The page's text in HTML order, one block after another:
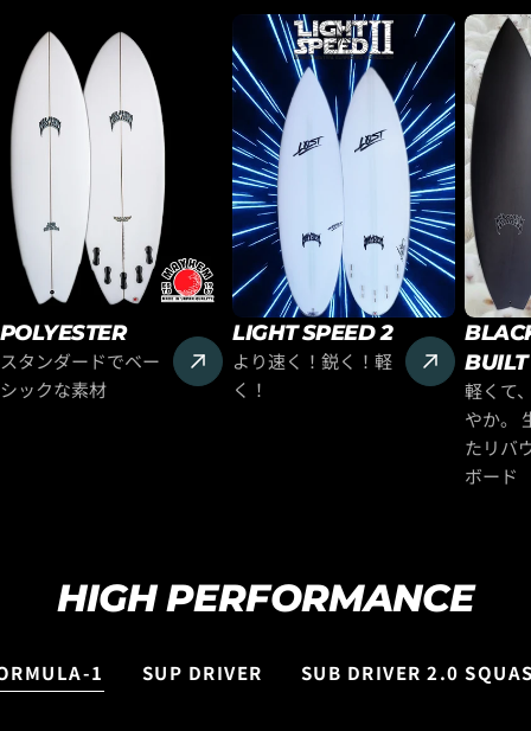
POLYESTER
スタンダードでベー
シックな素材
LIGHT SPEED 2
より速く！鋭く！軽
く！
BUILT
軽くて
やか。
たリバ
ボード
HIGH PERFORMANCE
1 SUP DRIVER SUB DRIVER 2.0